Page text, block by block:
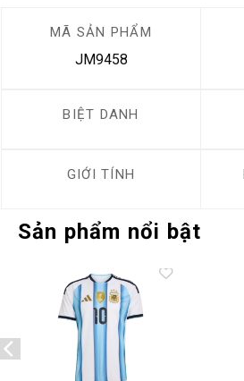
MÃ SẢN PHẨM
JM9458
BIỆT DANH
GIỚI TÍNH
Sản phẩm nổi bật